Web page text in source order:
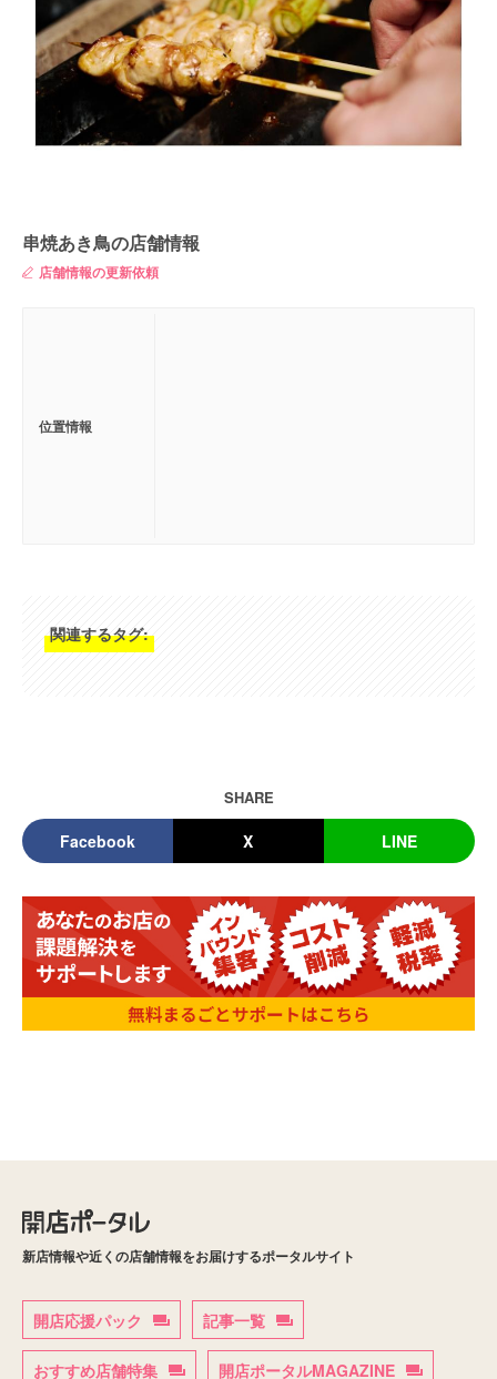
串焼あき鳥の店舗情報
店舗情報の更新依頼
位置情報
関連するタグ:
SHARE
Facebook X LINE
新店情報や近くの店舗情報をお届けするポータルサイト
開店応援パック 記事一覧
おすすめ店舗特集 開店ポータルMAGAZINE